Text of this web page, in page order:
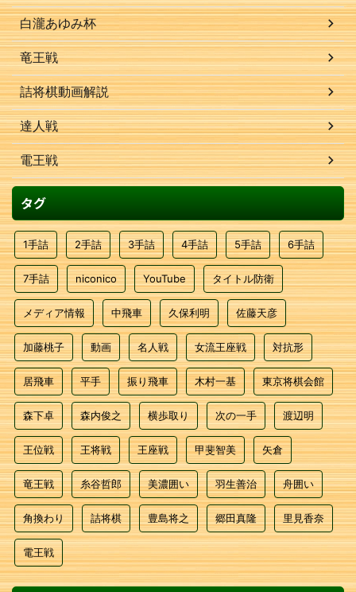
白瀧あゆみ杯
竜王戦
詰将棋動画解説
達人戦
電王戦
タグ
1手詰 2手詰 3手詰 4手詰 5手詰 6手詰
7手詰 niconico YouTube タイトル防衛
メディア情報 中飛車 久保利明 佐藤天彦
加藤桃子 動画 名人戦 女流王座戦 対抗形
居飛車 平手 振り飛車 木村一基 東京将棋会館
森下卓 森内俊之 横歩取り 次の一手 渡辺明
王位戦 王将戦 王座戦 甲斐智美 矢倉
竜王戦 糸谷哲郎 美濃囲い 羽生善治 舟囲い
角換わり 詰将棋 豊島将之 郷田真隆 里見香奈
電王戦